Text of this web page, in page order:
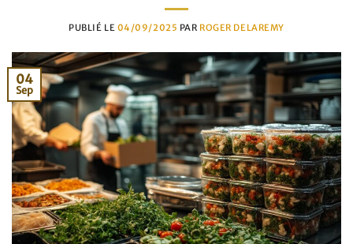
PUBLIÉ LE 04/09/2025 PAR ROGER DELAREMY
04
Sep